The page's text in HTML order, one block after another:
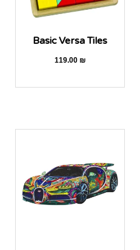
Basic Versa Tiles
119.00 ₪